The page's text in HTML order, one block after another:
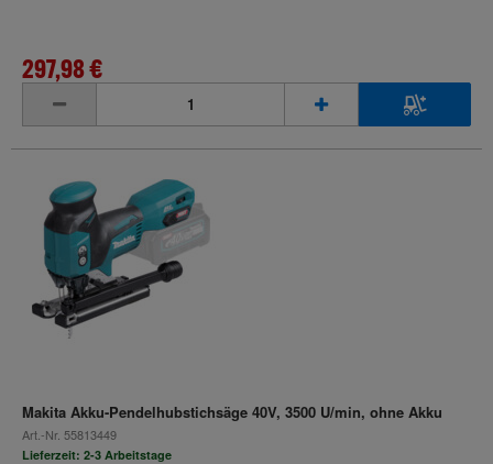
297,98 €
Makita Akku-Pendelhubstichsäge 40V, 3500 U/min, ohne Akku
Art.-Nr. 55813449
Lieferzeit: 2-3 Arbeitstage